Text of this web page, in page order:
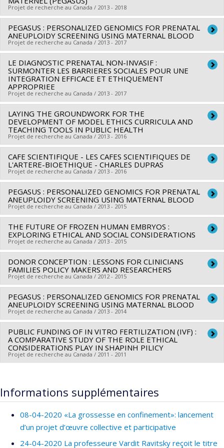
,Jacob Levy,Natalie Stoljar,Andrew Reisner
Roberts, Kristin Voigt ,Justin Leroux ,Pablo Gilabert,
Chantal Bouffard,Daniel Weinstock,France Légaré,Jocelyn
Maclure
Sources de financement :FRQS/Fonds de recherche du
Québec - Santé (FRSQ)
Programmes de subvention :
PVXXXXXX-Regroupement
stratégique
institutionnelle du CRSH - Subventions d'exploration
Sources de financement :Génome Canada
recherche en génomique à grande échelle et Plates-formes
scientifiques tech.
Projet de recherche au Canada / 2013 - 2018
Chercheur principal : François Rousseau
Co-chercheurs : Vardit Ravitsky
Sources de financement :Génome Québec
Programmes de subvention :
PEGASUS : PERSONALIZED GENOMICS FOR PRENATAL
ANEUPLOIDY SCREENING USING MATERNAL BLOOD
Projet de recherche au Canada / 2013 - 2017
Chercheur principal : François Rousseau
Co-chercheurs : François Audibert,Guy Rouleau ,Anne-
Marie Laberge
Sources de financement :IRSC/Instituts de recherche en
santé du Canada
Programmes de subvention :
LE DIAGNOSTIC PRENATAL NON-INVASIF :
SURMONTER LES BARRIERES SOCIALES POUR UNE
INTEGRATION EFFICACE ET ETHIQUEMENT
APPROPRIEE
Projet de recherche au Canada / 2013 - 2017
Chercheur principal : Vardit Ravitsky
Sources de financement :FRQSC/Fonds de recherche du
Québec - Société et culture (FQRSC)
recherche pour la relève professorale
LAYING THE GROUNDWORK FOR THE
DEVELOPMENT OF MODEL ETHICS CURRICULA AND
TEACHING TOOLS IN PUBLIC HEALTH
Projet de recherche au Canada / 2013 - 2016
Chercheur principal : Bryn Williams-Jones
Co-chercheurs : Vardit Ravitsky
Sources de financement :IRSC/Instituts de recherche en
santé du Canada
Programmes de subvention :PV149034-Subventions pour
planification
CAFE SCIENTIFIQUE - LES CAFES SCIENTIFIQUES DE
L'ARTERE-BIOETHIQUE - CHARLES DUPRAS
Projet de recherche au Canada / 2013 - 2016
Chercheur principal : Vardit Ravitsky
Sources de financement :IRSC/Instituts de recherche en
santé du Canada
Programmes de subvention :
PEGASUS : PERSONALIZED GENOMICS FOR PRENATAL
ANEUPLOIDY SCREENING USING MATERNAL BLOOD
Projet de recherche au Canada / 2013 - 2015
Chercheur principal : François Rousseau
Co-chercheurs : François Audibert, Guy Rouleau,Anne-
Marie Laberge,Vardit Ravitsky
Sources de financement :Génome Canada
Programmes de subvention :
THE FUTURE OF FROZEN HUMAN EMBRYOS :
EXPLORING ETHICAL AND SOCIAL CONSIDERATIONS
Projet de recherche au Canada / 2013 - 2015
Chercheur principal : Vardit Ravitsky
Sources de financement :CRSH/Conseil de recherches en
sciences humaines du Canada
Programmes de subvention :PVX20020-Subvention
institutionnelle du CRSH - Petites subventions
DONOR CONCEPTION : LESSONS FOR CLINICIANS
FAMILIES POLICY MAKERS AND RESEARCHERS
Projet de recherche au Canada / 2012 - 2015
Chercheur principal : Vardit Ravitsky
Co-chercheurs : Juliet Guichon
Sources de financement :IRSC/Instituts de recherche en
santé du Canada
Programmes de subvention :PVXXXXXX-Activités de
dissémination
PEGASUS : PERSONALIZED GENOMICS FOR PRENATAL
ANEUPLOIDY SCREENING USING MATERNAL BLOOD
Projet de recherche au Canada / 2013 - 2014
Chercheur principal : François Rousseau
Co-chercheurs : François Audibert,Guy Rouleau,
Marie Laberge, Vardit Ravitsky
PUBLIC FUNDING OF IN VITRO FERTILIZATION (IVF) :
A COMPARATIVE STUDY OF THE ROLE ETHICAL
CONSIDERATIONS PLAY IN SHAPINH PILICY
Projet de recherche au Canada / 2011 - 2011
Informations supplémentaires
08-04-2020 «La grossesse en confinement»: lancement
d’un projet d’œuvre collective et participative
24-04-2020 La professeure Vardit Ravitsky reçoit le titre